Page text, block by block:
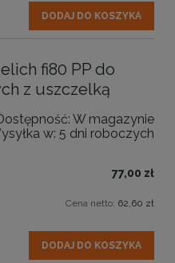
DODAJ DO KOSZYKA
fi80 PP do
z uszczelką
W magazynie
w: 5 dni roboczych
77,00 zł
Cena netto: 62,60 zł
DODAJ DO KOSZYKA